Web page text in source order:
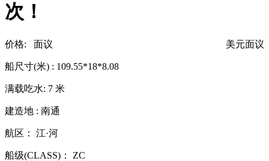
次！
价格: 面议 美元面议
船尺寸(米) : 109.55*18*8.08
满载吃水: 7 米
建造地 : 南通
航区： 江·河
船级(CLASS)： ZC